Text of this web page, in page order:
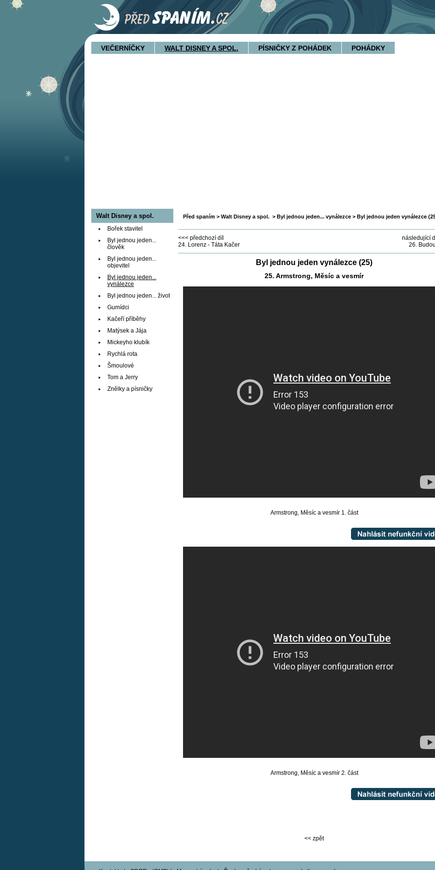
VEČERNÍČKY WALT DISNEY A SPOL. PÍSNIČKY Z POHÁDEK POHÁDKY
Před spaním > Walt Disney a spol. > Byl jednou jeden... vynálezce > Byl jednou jeden vynálezce
<<< předchozí díl
24. Lorenz - Táta Kačer
následující
26.
Byl jednou jeden vynálezce (25)
25. Armstrong, Měsíc a vesmír
Armstrong, Měsíc a vesmír 1. část
Armstrong, Měsíc a vesmír 2. část
<< zpět
Walt Disney a spol.
Bořek stavitel
Byl jednou jeden...
člověk
Byl jednou jeden...
objevitel
Byl jednou jeden...
vynálezce
Byl jednou jeden... život
Gumídci
Kačeří příběhy
Matýsek a Jája
Mickeyho klubík
Rychlá rota
Šmoulové
Tom a Jerry
Znělky a písničky